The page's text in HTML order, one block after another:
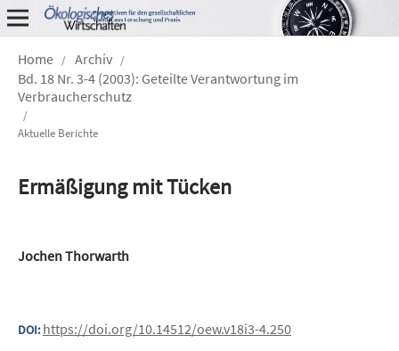
Home / Archiv /
Bd. 18 Nr. 3-4 (2003): Geteilte Verantwortung im
Verbraucherschutz
/
Aktuelle Berichte
Ermäßigung mit Tücken
Jochen Thorwarth
DOI: https://doi.org/10.14512/oew.v18i3-4.250